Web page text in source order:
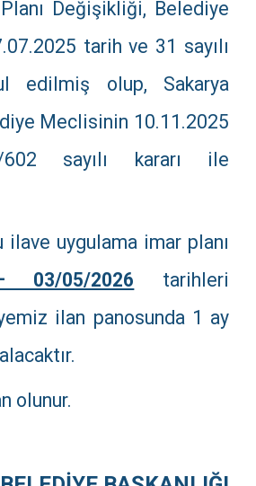
Değişikliği, Belediye
tarih ve 31 sayılı
edilmiş olup, Sakarya
Meclisinin 10.11.2025
sayılı kararı ile
ilave uygulama imar planı
03/05/2026 tarihleri
ilan panosunda 1 ay
olunur.